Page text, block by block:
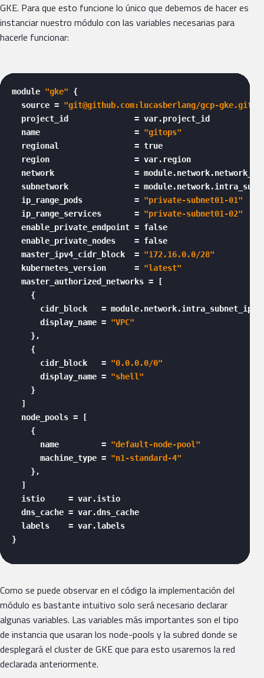
GKE. Para que esto funcione lo único que debemos de hacer es
instanciar nuestro módulo con las variables necesarias para
hacerle funcionar:
module "gke" {
  source =
"git@github.com:lucasberlang/gcp-gke.git"
  project_id              = var.project_id
  name                    =
"gitops"
  regional                = true
  region                  = var.region
network                 =
subnetwork              =
  ip_range_pods           =
"private-subnet01-01"
  ip_range_services       =
"private-subnet01-02"
  enable_private_endpoint = false
  enable_private_nodes    = false
  master_ipv4_cidr_block  =
"172.16.0.0/28"
  kubernetes_version      =
"latest"
  master_authorized_networks = [
    {
      cidr_block   = module.network.intra_subnet_ips
      display_name =
"VPC"
    },
    {
      cidr_block   =
"0.0.0.0/0"
      display_name =
"shell"
    }
  ]
  node_pools = [
    {
      name         =
"default-node-pool"
      machine_type =
"n1-standard-4"
    },
  ]
  istio     = var.istio
  dns_cache = var.dns_cache
  labels    = var.labels
}
Como se puede observar en el código la implementación del
módulo es bastante intuitivo solo será necesario declarar
algunas variables. Las variables más importantes son el tipo
de instancia que usaran los node-pools y la subred donde se
desplegará el cluster de GKE que para esto usaremos la red
declarada anteriormente.